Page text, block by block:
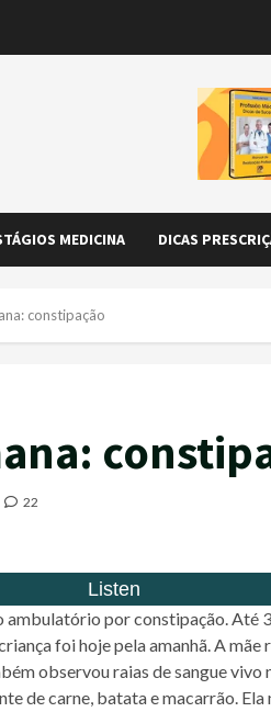
MEDICINA DICAS
constipação
22
ambulatório por constipação. Até
foi hoje pela amanhã. A
observou raias de sangue vivo
de carne, batata e macarrão.